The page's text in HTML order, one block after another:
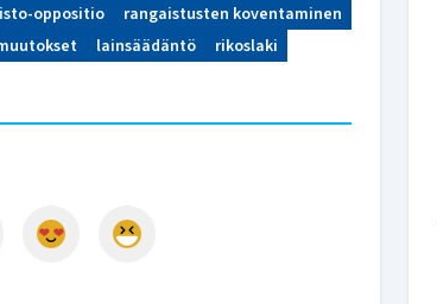
oppositio
rangaistusten koventaminen
lainsäädäntö
rikoslaki